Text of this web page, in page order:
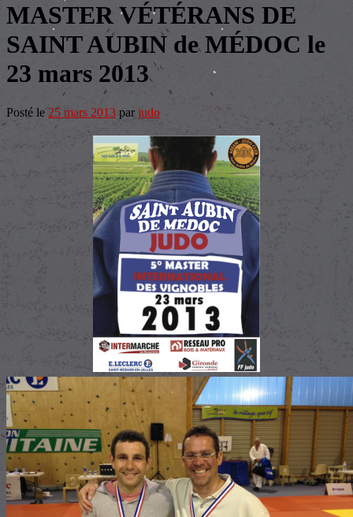
MASTER VÉTÉRANS DE
SAINT AUBIN de MÉDOC le
23 mars 2013
Posté le 25 mars 2013 par judo